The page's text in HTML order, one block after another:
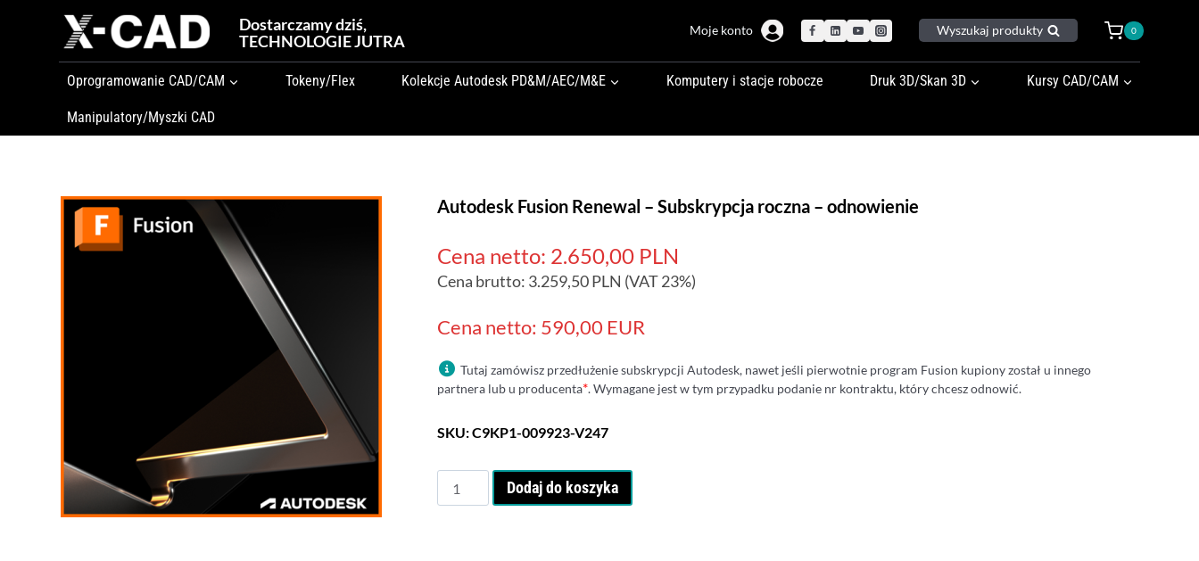
Dostarczamy dziś,
TECHNOLOGIE JUTRA
Moje konto Wyszukaj produkty 0
Oprogramowanie CAD/CAM Tokeny/Flex Kolekcje Autodesk PD&M/AEC/M&E Komputery i stacje robocze Druk 3D/Skan 3D Kursy CAD/CAM
Manipulatory/Myszki CAD
Autodesk Fusion Renewal – Subskrypcja roczna – odnowienie
Cena netto: 2.650,00 PLN
Cena brutto: 3.259,50PLN (VAT 23%)
Cena netto: 590,00 EUR
Tutaj zamówisz przedłużenie subskrypcji Autodesk, nawet jeśli pierwotnie program Fusion kupiony został u innego
partnera lub u producenta*. Wymagane jest w tym przypadku podanie nr kontraktu, który chcesz odnowić.
SKU:C9KP1-009923-V247
Autodesk
Dodaj do koszyka